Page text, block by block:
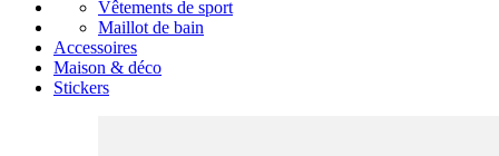
Vêtements de sport
Maillot de bain
Accessoires
Maison & déco
Stickers